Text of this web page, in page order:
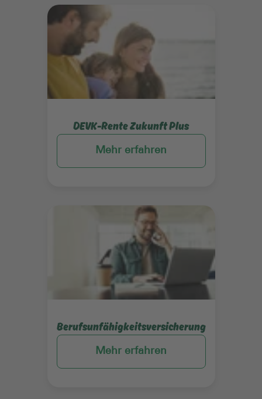
DEVK-Rente Zukunft Plus
Mehr erfahren
Mehr erfahren
Berufsunfähigkeitsversicherung
Mehr erfahren